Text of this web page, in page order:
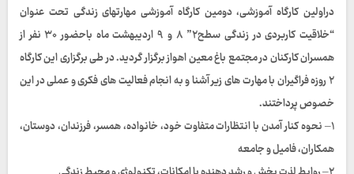
دراولین کارگاه آموزشی، دومین کارگاه آموزشی مهارتهای زندگی تحت عنوان
“خلاقیت کاربردی در زندگی سطح۲” ۸ و ۹ اردیبهشت ماه باحضور ۳۰ نفر از
همسران کارکنان در مجتمع باغ معین اهواز برگزار گردید. در طی برگزاری این کارگاه
۲ روزه فراگیران با مهارت های زیر آشنا و به انجام فعالیت های فکری و عملی در این
خصوص پرداختند.
۱– نحوه کنار آمدن با انتظارات متفاوت خود، خانواده، همسر، فرزندان، دوستان،
همکاران، فامیل و جامعه